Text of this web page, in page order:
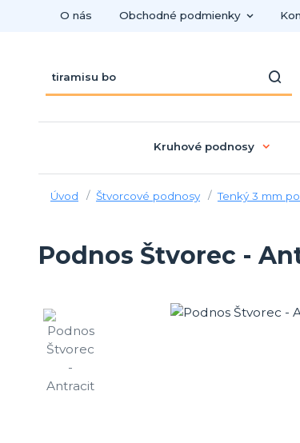
O nás Obchodné podmienky
Kruhové podnosy
Úvod Štvorcové podnosy Tenký 3 mm
Podnos Štvorec -